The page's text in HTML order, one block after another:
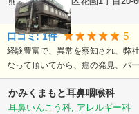
口コミ:1件 5
経験豊富で、異常を察知され、弊
なって頂いてから、癌の発見、パ
かみくまもと耳鼻咽喉科
耳鼻いんこう科, アレルギー科